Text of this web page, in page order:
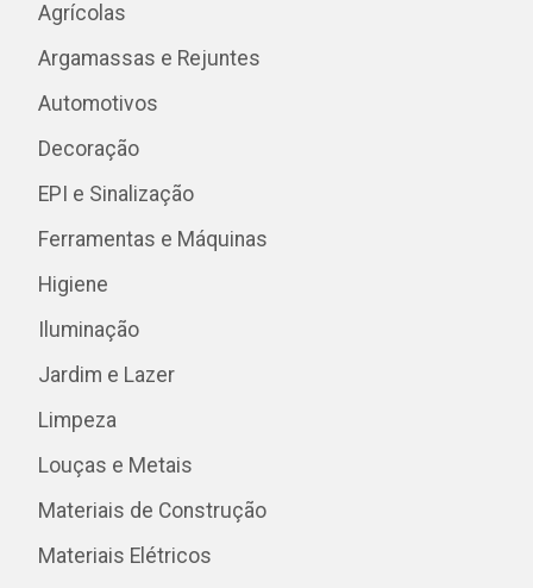
Agrícolas
Argamassas e Rejuntes
Automotivos
Decoração
EPI e Sinalização
Ferramentas e Máquinas
Higiene
Iluminação
Jardim e Lazer
Limpeza
Louças e Metais
Materiais de Construção
Materiais Elétricos